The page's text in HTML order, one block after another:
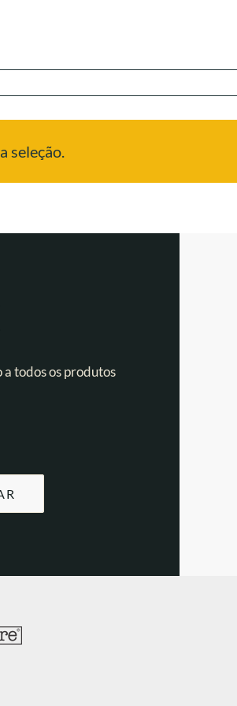
seleção.
a todos os produtos